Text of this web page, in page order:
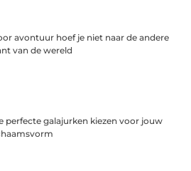
avontuur hoef je niet naar de andere
van de wereld
perfecte galajurken kiezen voor jouw